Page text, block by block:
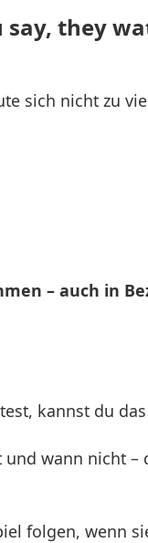
say, they
sich nicht zu
– auch in
kannst du
wann nicht –
folgen, wenn